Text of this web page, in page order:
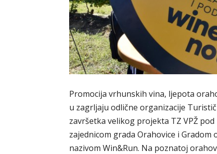
Promocija vrhunskih vina, ljepota
u zagrljaju odlične organizacije
završetka velikog projekta TZ VPŽ
zajednicom grada Orahovice i
nazivom Win&Run. Na poznatoj